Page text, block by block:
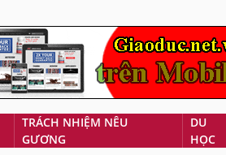
TRÁCH NHIỆM NÊU
GƯƠNG
DU
HỌC